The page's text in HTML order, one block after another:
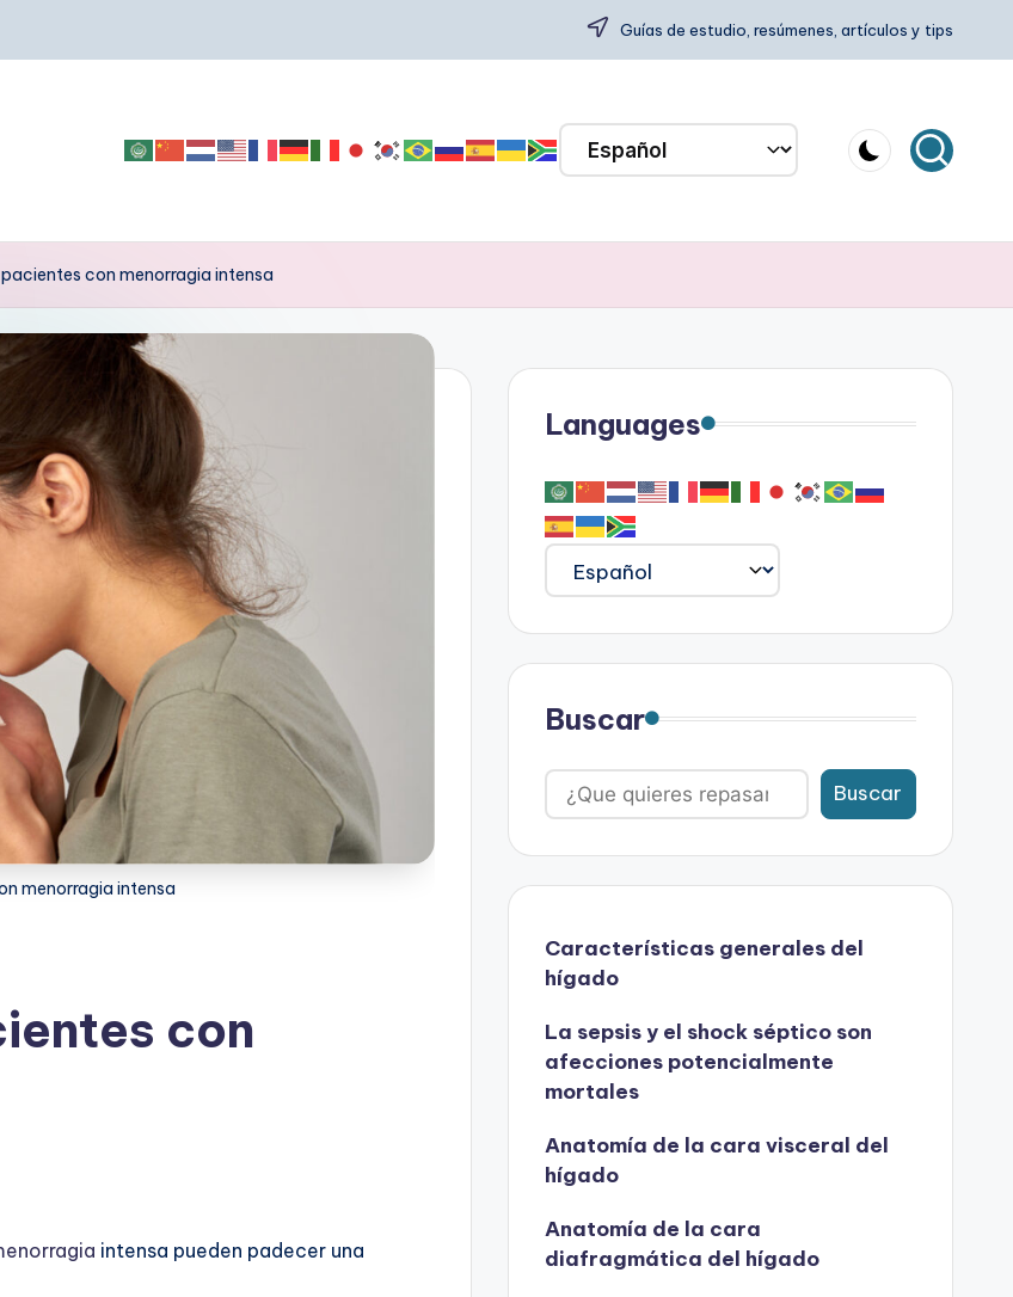
Guías de estudio, resúmenes, artículos y tips
con menorragia intensa
menorragia intensa
con
intensa pueden padecer una
Languages
Buscar
Buscar
Características generales del
hígado
La sepsis y el shock séptico son
afecciones potencialmente
mortales
Anatomía de la cara visceral del
hígado
Anatomía de la cara
diafragmática del hígado